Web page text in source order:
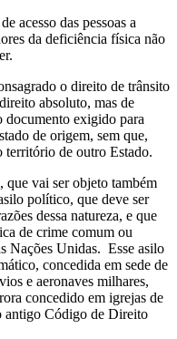
acesso das pessoas a
da deficiência física não
o direito de trânsito
absoluto, mas de
documento exigido para
de origem, sem que,
território de outro Estado.
que vai ser objeto também
político, que deve ser
dessa natureza, e que
de crime comum ou
Nações Unidas. Esse asilo
concedida em sede de
e aeronaves milhares,
concedido em igrejas de
antigo Código de Direito